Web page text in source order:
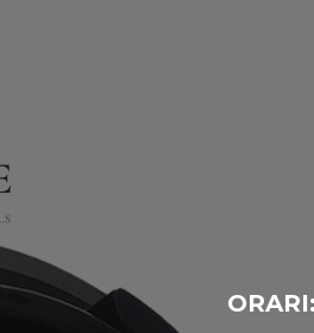
ORARI: